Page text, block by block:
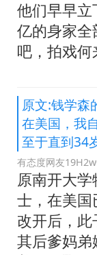
他们早早
亿的身家
吧，拍戏何
原文:钱学森
在美国，我
至于直到34
有态度网友
原南开大
士，在美国
改开后，此
其后爹妈